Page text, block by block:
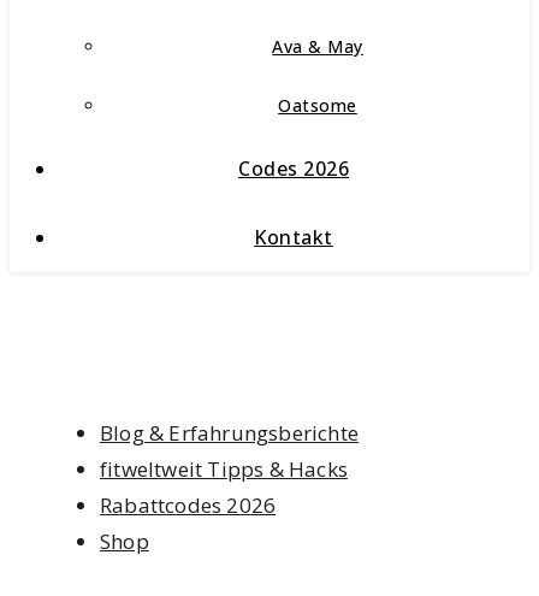
Ava & May
Oatsome
Codes 2026
Kontakt
Blog & Erfahrungsberichte
fitweltweit Tipps & Hacks
Rabattcodes 2026
Shop